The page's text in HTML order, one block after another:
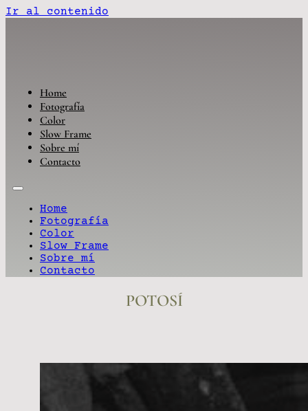
Ir al contenido
Home
Fotografía
Color
Slow Frame
Sobre mí
Contacto
Home
Fotografía
Color
Slow Frame
Sobre mí
Contacto
POTOSÍ